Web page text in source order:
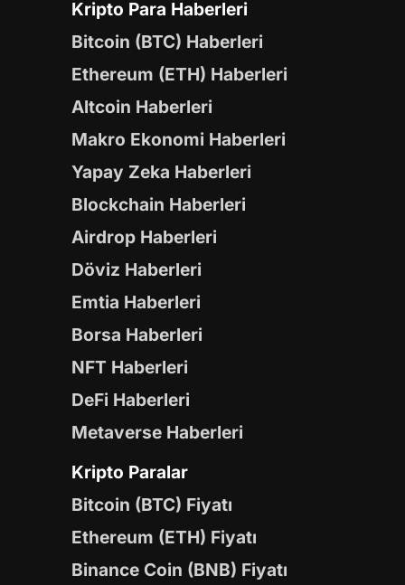
Kripto Para Haberleri
Bitcoin (BTC) Haberleri
Ethereum (ETH) Haberleri
Altcoin Haberleri
Makro Ekonomi Haberleri
Yapay Zeka Haberleri
Blockchain Haberleri
Airdrop Haberleri
Döviz Haberleri
Emtia Haberleri
Borsa Haberleri
NFT Haberleri
DeFi Haberleri
Metaverse Haberleri
Kripto Paralar
Bitcoin (BTC) Fiyatı
Ethereum (ETH) Fiyatı
Binance Coin (BNB) Fiyatı